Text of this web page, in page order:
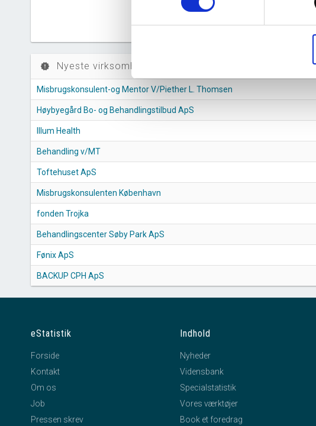
2016 2017
new_releases Nyeste virksomheder (stiftelse)
Misbrugskonsulent-og Mentor V/Piether L. Thomsen
Høybyegård Bo- og Behandlingstilbud ApS
Illum Health
Behandling v/MT
Toftehuset ApS
Misbrugskonsulenten København
fonden Trojka
Behandlingscenter Søby Park ApS
Fønix ApS
BACKUP CPH ApS
eStatistik
Forside
Kontakt
Om os
Job
Pressen skrev
Indhold
Nyheder
Vidensbank
Specialstatistik
Vores værktøjer
Book et foredrag